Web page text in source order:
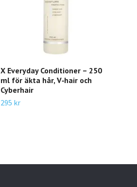
X Everyday Conditioner – 250
ml för äkta hår, V‑hair och
Cyberhair
295 kr